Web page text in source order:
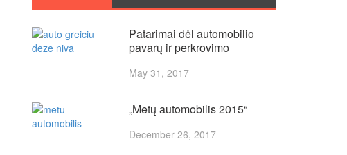
Patarimai dėl automobilio
pavarų ir perkrovimo
May 31, 2017
„Metų automobilis 2015“
December 26, 2017